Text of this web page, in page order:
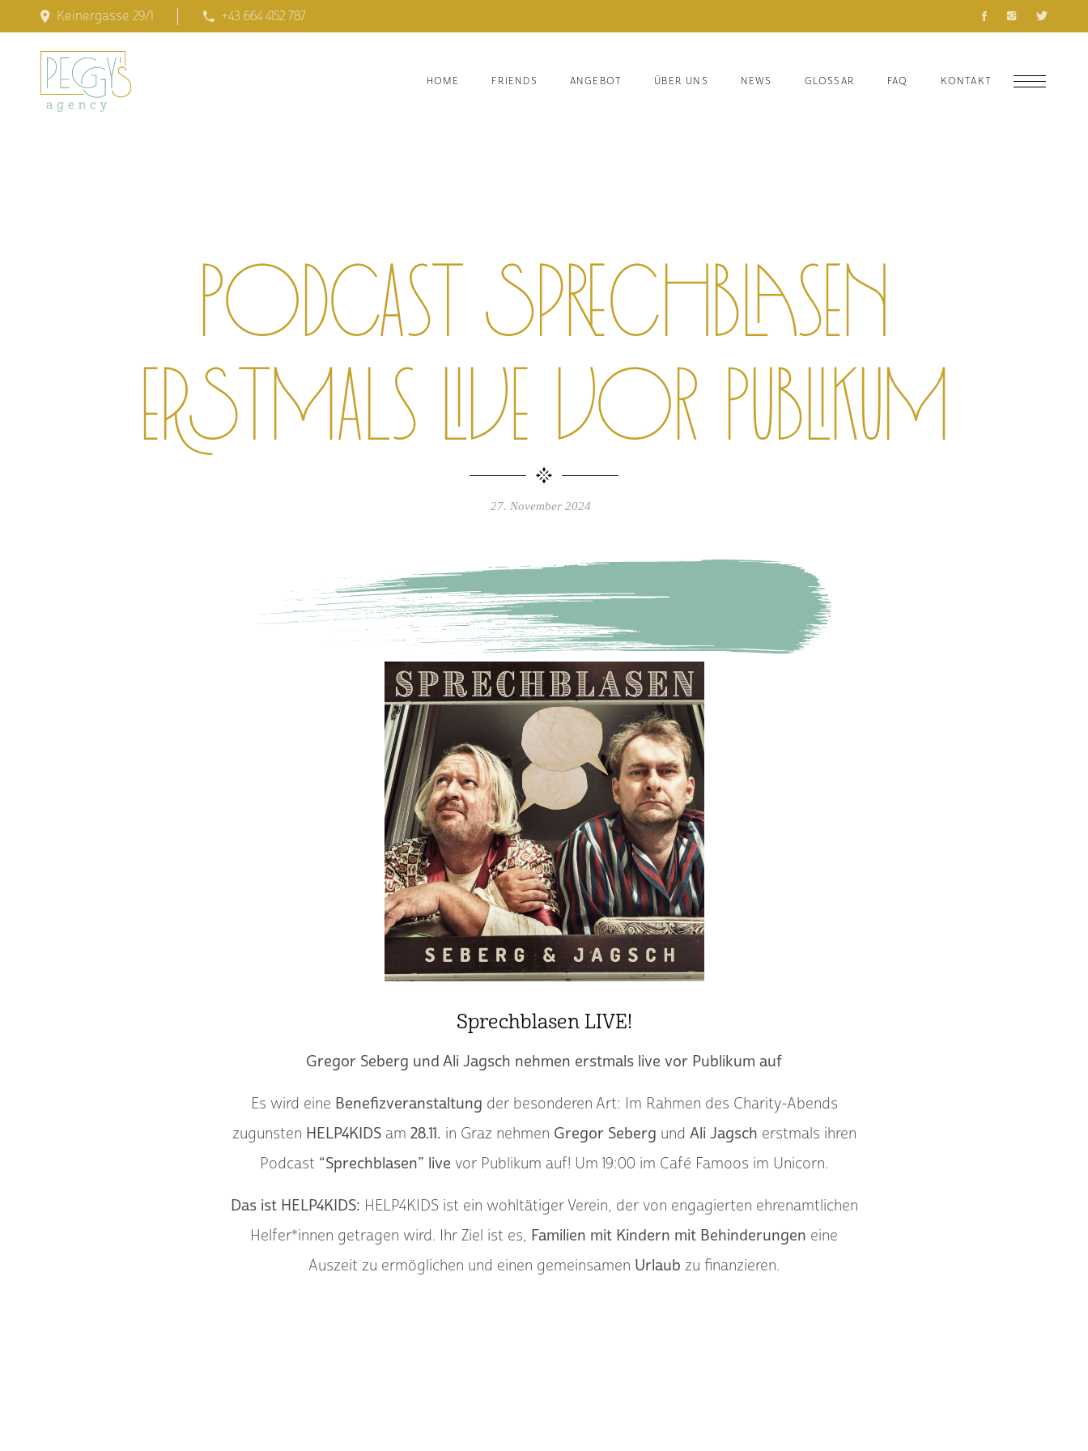
Keinergasse 29/1 +43 664 4152 787
HOME FRIENDS ANGEBOT ÜBER UNS NEWS GLOSSAR FAQ KONTAKT
Podcast Sprechblasen
erstmals live vor Publikum
27. November 2024
Sprechblasen LIVE!
Gregor Seberg und Ali Jagsch nehmen erstmals live vor Publikum auf
Es wird eine Benefizveranstaltung der besonderen Art: Im Rahmen des Charity-Abends
zugunsten HELP4KIDSam 28.11. in Graz nehmen Gregor Seberg und Ali Jagsch erstmals ihren
Podcast “Sprechblasen” live vor Publikum auf! Um 19:00 im Café Famoos im Unicorn.
Das ist HELP4KIDS: HELP4KIDS ist ein wohltätiger Verein, der von engagierten ehrenamtlichen
Helfer*innen getragen wird. Ihr Ziel ist es, Familien mit Kindern mit Behinderungen eine
Auszeit zu ermöglichen und einen gemeinsamen Urlaub zu finanzieren.